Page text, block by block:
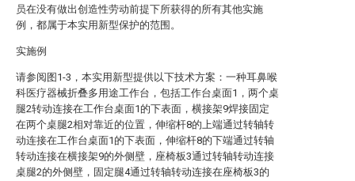
员在没有做出创造性劳动前提下所获得的所有其他实施
例，都属于本实用新型保护的范围。
实施例
请参阅图1-3，本实用新型提供以下技术方案：一种耳鼻喉
科医疗器械折叠多用途工作台，包括工作台桌面1，两个桌
腿2转动连接在工作台桌面1的下表面，横接架9焊接固定
在两个桌腿2相对靠近的位置，伸缩杆8的上端通过转轴转
动连接在工作台桌面1的下表面，伸缩杆8的下端通过转轴
转动连接在横接架9的外侧壁，座椅板3通过转轴转动连接
桌腿2的外侧壁，固定腿4通过转轴转动连接在座椅板3的